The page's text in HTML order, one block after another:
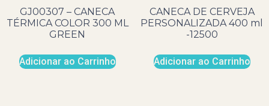
GJ00307 – CANECA
TÉRMICA COLOR 300 ML
GREEN
Adicionar ao Carrinho
CANECA DE CERVEJA
PERSONALIZADA 400 ml
-12500
Adicionar ao Carrinho